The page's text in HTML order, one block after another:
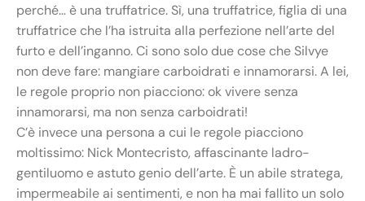
perché… è una truffatrice. Sì, una truffatrice, figlia di una
truffatrice che l’ha istruita alla perfezione nell’arte del
furto e dell’inganno. Ci sono solo due cose che Silvye
non deve fare: mangiare carboidrati e innamorarsi. A lei,
le regole proprio non piacciono: ok vivere senza
innamorarsi, ma non senza carboidrati!
C’è invece una persona a cui le regole piacciono
moltissimo: Nick Montecristo, affascinante ladro-
gentiluomo e astuto genio dell’arte. È un abile stratega,
impermeabile ai sentimenti, e non ha mai fallito un solo